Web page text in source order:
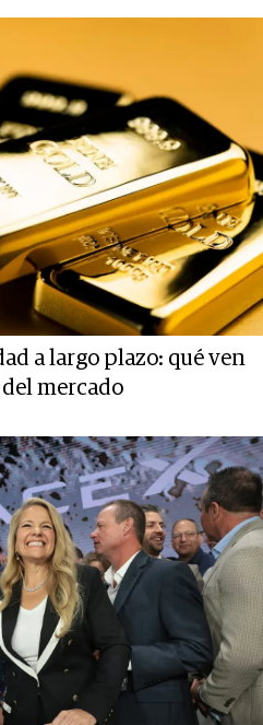
a largo plazo: qué ven
del mercado